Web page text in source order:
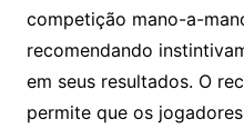
competição mano-a-
recomendando
em seus resultados. O
permite que os